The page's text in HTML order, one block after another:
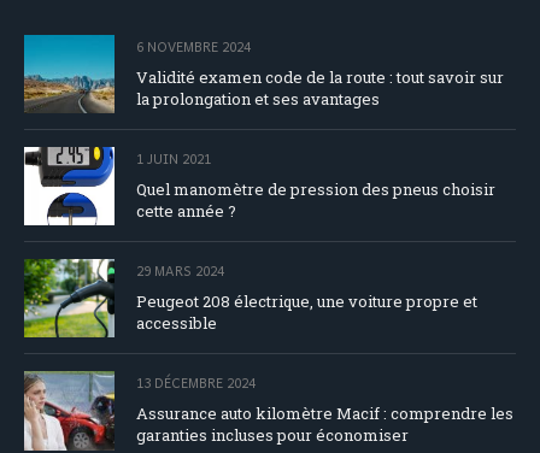
6 NOVEMBRE 2024
Validité examen code de la route : tout savoir sur
la prolongation et ses avantages
1 JUIN 2021
Quel manomètre de pression des pneus choisir
cette année ?
29 MARS 2024
Peugeot 208 électrique, une voiture propre et
accessible
13 DÉCEMBRE 2024
Assurance auto kilomètre Macif : comprendre les
garanties incluses pour économiser